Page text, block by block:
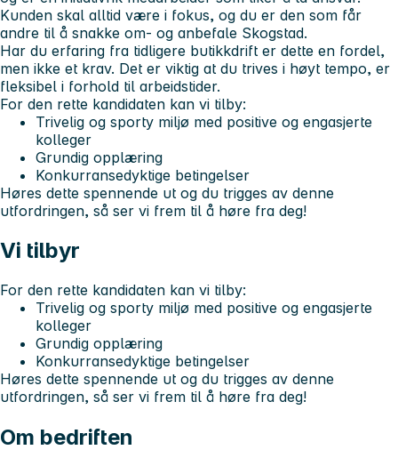
Kunden skal alltid være i fokus, og du er den som får
andre til å snakke om- og anbefale Skogstad.
Har du erfaring fra tidligere butikkdrift er dette en fordel,
men ikke et krav. Det er viktig at du trives i høyt tempo, er
fleksibel i forhold til arbeidstider.
For den rette kandidaten kan vi tilby:
Trivelig og sporty miljø med positive og engasjerte
kolleger
Grundig opplæring
Konkurransedyktige betingelser
Høres dette spennende ut og du trigges av denne
utfordringen, så ser vi frem til å høre fra deg!
Vi tilbyr
For den rette kandidaten kan vi tilby:
Trivelig og sporty miljø med positive og engasjerte
kolleger
Grundig opplæring
Konkurransedyktige betingelser
Høres dette spennende ut og du trigges av denne
utfordringen, så ser vi frem til å høre fra deg!
Om bedriften